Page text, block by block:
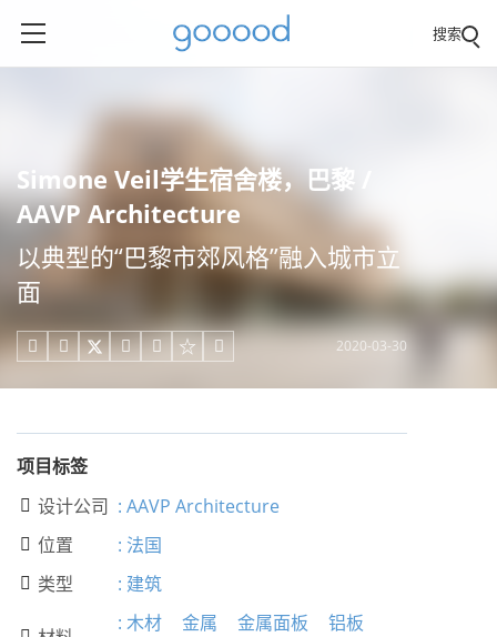
搜索
Simone Veil学生宿舍楼，巴黎 /
AAVP Architecture
以典型的“巴黎市郊风格”融入城市立
面
     2020-03-30
项目标签
 设计公司 : AAVP Architecture
 位置 : 法国
 类型 : 建筑
: 木材 金属 金属面板
铝板